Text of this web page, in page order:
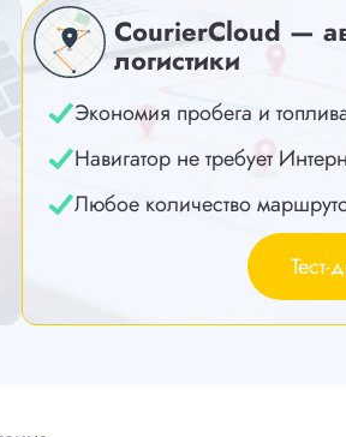
CourierCloud —
логистики
Экономия пробега и
Навигатор не требует
Любое количество